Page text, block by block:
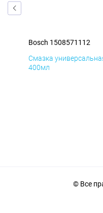
Bosch 1508571112
Смазка
400мл
© Все